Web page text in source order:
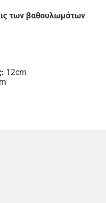
των βαθουλωμάτων
12cm